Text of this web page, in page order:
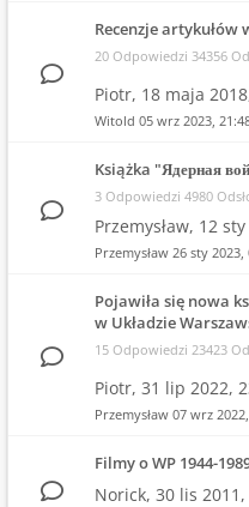
Recenzje artykułów
20 Odpowiedzi 34356
Piotr, 18 maja
Witold 05 wrz 2023,
Książka "Ядерная
3 Odpowiedzi 4980
Przemysław, 12
Przemysław 26 sty 2023,
Pojawiła się nowa
w Układzie
15 Odpowiedzi 23423
Piotr, 31 lip 2022,
Przemysław 07 wrz
Filmy o WP 1944-
Norick, 30 lis